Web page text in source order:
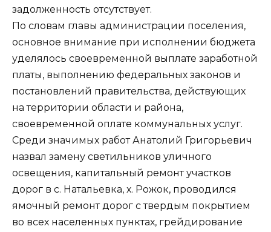
задолженность отсутствует.
По словам главы администрации поселения,
основное внимание при исполнении бюджета
уделялось своевременной выплате заработной
платы, выполнению федеральных законов и
постановлений правительства, действующих
на территории области и района,
своевременной оплате коммунальных услуг.
Среди значимых работ Анатолий Григорьевич
назвал замену светильников уличного
освещения, капитальный ремонт участков
дорог в с. Натальевка, х. Рожок, проводился
ямочный ремонт дорог с твердым покрытием
во всех населенных пунктах, грейдирование